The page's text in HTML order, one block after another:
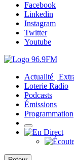
Facebook
Linkedin
Instagram
Twitter
Youtube
Actualité |
Loterie Radio
Podcasts
Émissions
Programmation